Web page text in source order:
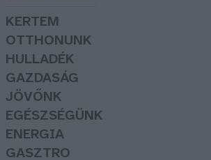
KERTEM
OTTHONUNK
HULLADÉK
GAZDASÁG
JÖVŐNK
EGÉSZSÉGÜNK
ENERGIA
GASZTRO